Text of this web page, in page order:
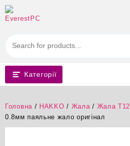
Перейти
до
Категорії
Головна / HAKKO / Жала / Жала T12
0.8мм паяльне жало оригінал